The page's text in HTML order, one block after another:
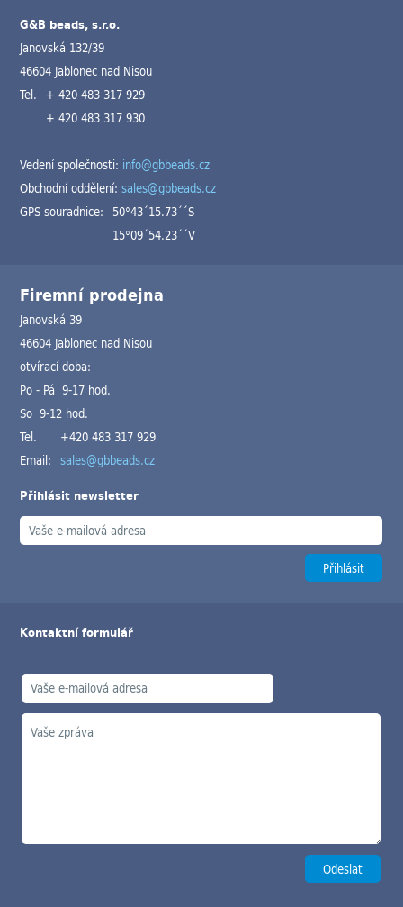
G&B beads, s.r.o.
Janovská 132/39
46604 Jablonec nad Nisou
Tel. + 420 483 317 929
+ 420 483 317 930
Vedení společnosti: info@gbbeads.cz
Obchodní oddělení:sales@gbbeads.cz
GPS souradnice: 50°43´15.73´´S
15°09´54.23´´V
Firemní prodejna
Janovská 39
46604 Jablonec nad Nisou
otvírací doba:
Po - Pá 9-17 hod.
So 9-12 hod.
Tel.
+420 483 317 929
Email: sales@gbbeads.cz
Přihlásit newsletter
Kontaktní formulář